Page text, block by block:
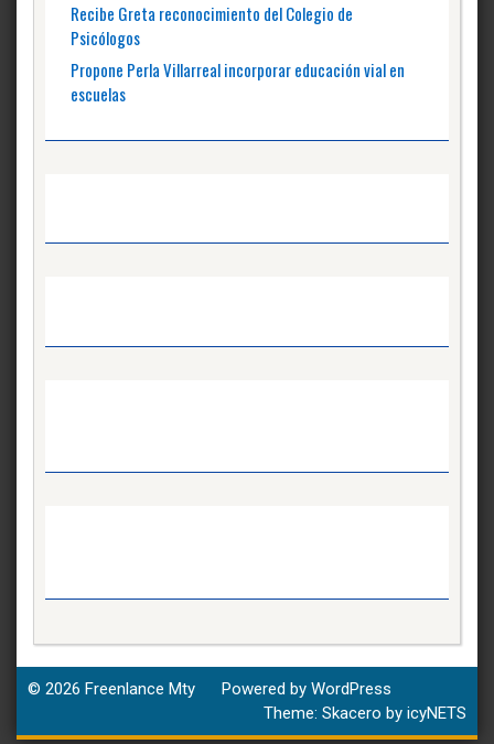
Recibe Greta reconocimiento del Colegio de
Psicólogos
Propone Perla Villarreal incorporar educación vial en
escuelas
© 2026 Freenlance Mty
Powered by WordPress
Theme: Skacero by icyNETS